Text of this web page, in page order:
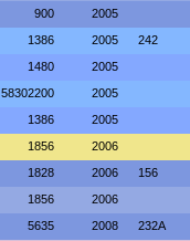
900 2005
1386 2005 242
1480 2005
58302200 2005
1386 2005
1856 2006
1828 2006 156
1856 2006
5635 2008 232А